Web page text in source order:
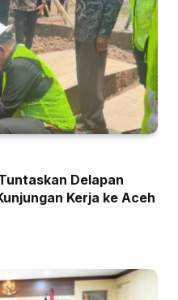
Delapan
Kerja ke Aceh